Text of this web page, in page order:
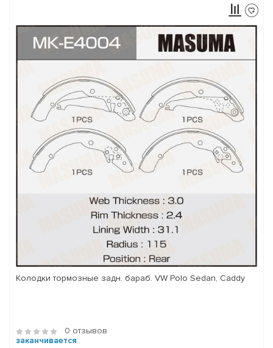
Колодки тормозные задн. бараб. VW Polo Sedan, Caddy
0 отзывов
заканчивается